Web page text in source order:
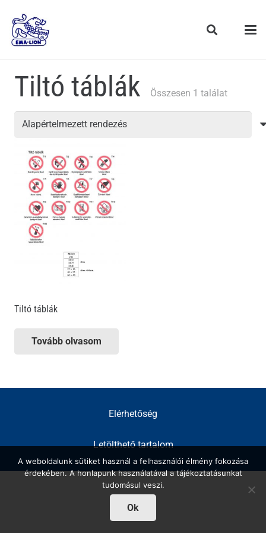
Tiltó táblák Összesen 1 találat
Tiltó táblák
Tovább olvasom
Elérhetőség
Letölthető tartalom
A weboldalunk sütiket használ a felhasználói élmény fokozása
érdekében. A honlapunk használatával a tájékoztatásunkat
tudomásul veszi.
Ok